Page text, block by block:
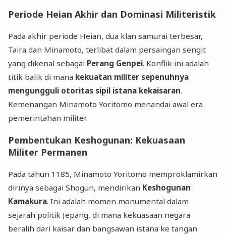
Periode Heian Akhir dan Dominasi Militeristik
Pada akhir periode Heian, dua klan samurai terbesar,
Taira dan Minamoto, terlibat dalam persaingan sengit
yang dikenal sebagai Perang Genpei. Konflik ini adalah
titik balik di mana kekuatan militer sepenuhnya
mengungguli otoritas sipil istana kekaisaran.
Kemenangan Minamoto Yoritomo menandai awal era
pemerintahan militer.
Pembentukan Keshogunan: Kekuasaan
Militer Permanen
Pada tahun 1185, Minamoto Yoritomo memproklamirkan
dirinya sebagai Shogun, mendirikan Keshogunan
Kamakura. Ini adalah momen monumental dalam
sejarah politik Jepang, di mana kekuasaan negara
beralih dari kaisar dan bangsawan istana ke tangan